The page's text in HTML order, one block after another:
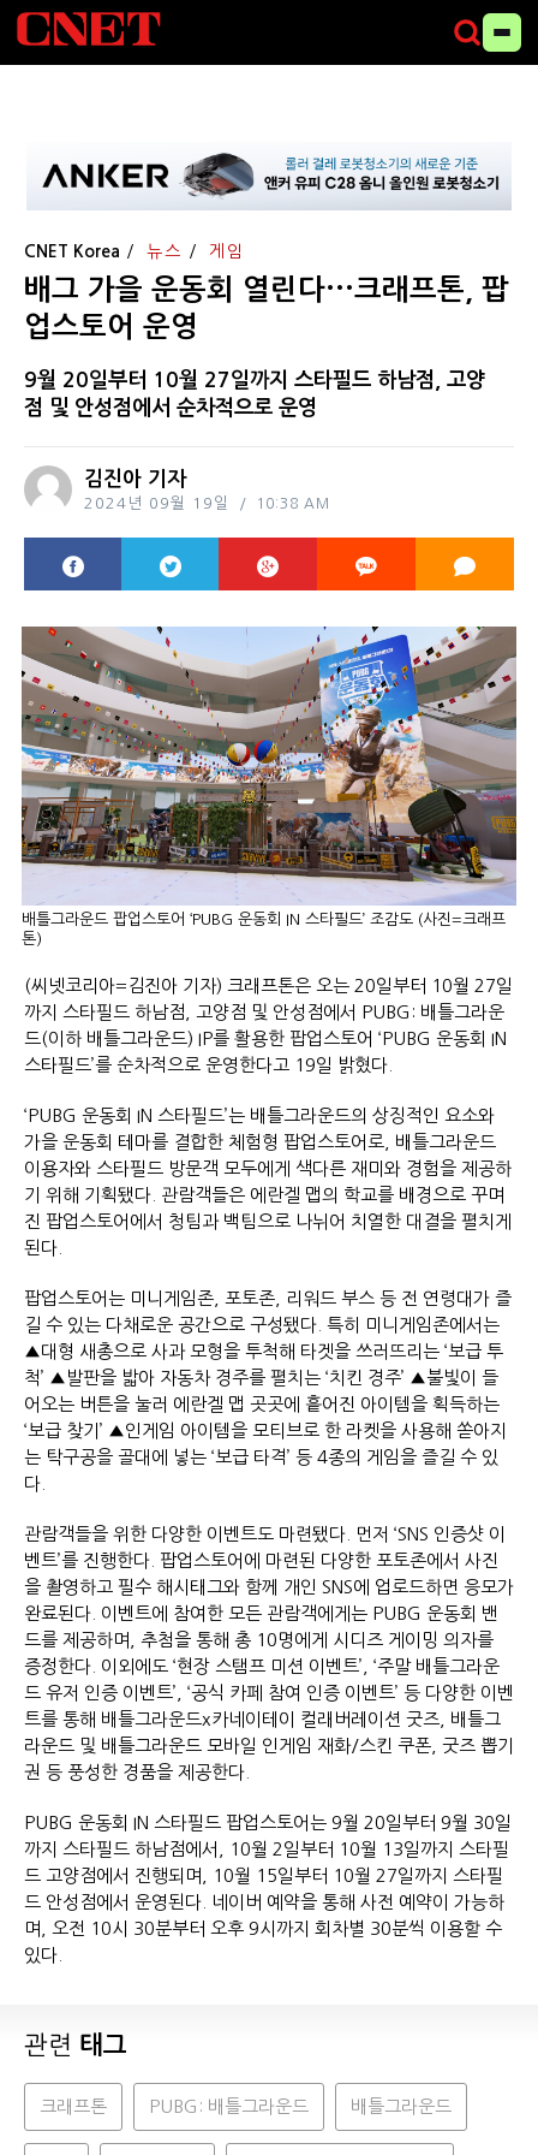
CNET Korea 뉴스 게임
배그 가을 운동회 열린다···크래프톤, 팝
업스토어 운영
9월 20일부터 10월 27일까지 스타필드 하남점, 고양
점 및 안성점에서 순차적으로 운영
김진아 기자
2024년 09월 19일 10:38 AM
배틀그라운드 팝업스토어 ‘PUBG 운동회 IN 스타필드’ 조감도 (사진=크래프
톤)
(씨넷코리아=김진아 기자) 크래프톤은 오는 20일부터 10월 27일
까지 스타필드 하남점, 고양점 및 안성점에서 PUBG: 배틀그라운
드(이하 배틀그라운드) IP를 활용한 팝업스토어 ‘PUBG 운동회 IN
스타필드’를 순차적으로 운영한다고 19일 밝혔다.
‘PUBG 운동회 IN 스타필드’는 배틀그라운드의 상징적인 요소와
가을 운동회 테마를 결합한 체험형 팝업스토어로, 배틀그라운드
이용자와 스타필드 방문객 모두에게 색다른 재미와 경험을 제공하
기 위해 기획됐다. 관람객들은 에란겔 맵의 학교를 배경으로 꾸며
진 팝업스토어에서 청팀과 백팀으로 나뉘어 치열한 대결을 펼치게
된다.
팝업스토어는 미니게임존, 포토존, 리워드 부스 등 전 연령대가 즐
길 수 있는 다채로운 공간으로 구성됐다. 특히 미니게임존에서는
▲대형 새총으로 사과 모형을 투척해 타겟을 쓰러뜨리는 ‘보급 투
척’ ▲발판을 밟아 자동차 경주를 펼치는 ‘치킨 경주’ ▲불빛이 들
어오는 버튼을 눌러 에란겔 맵 곳곳에 흩어진 아이템을 획득하는
‘보급 찾기’ ▲인게임 아이템을 모티브로 한 라켓을 사용해 쏟아지
는 탁구공을 골대에 넣는 ‘보급 타격’ 등 4종의 게임을 즐길 수 있
다.
관람객들을 위한 다양한 이벤트도 마련됐다. 먼저 ‘SNS 인증샷 이
벤트’를 진행한다. 팝업스토어에 마련된 다양한 포토존에서 사진
을 촬영하고 필수 해시태그와 함께 개인 SNS에 업로드하면 응모가
완료된다. 이벤트에 참여한 모든 관람객에게는 PUBG 운동회 밴
드를 제공하며, 추첨을 통해 총 10명에게 시디즈 게이밍 의자를
증정한다. 이외에도 ‘현장 스탬프 미션 이벤트’, ‘주말 배틀그라운
드 유저 인증 이벤트’, ‘공식 카페 참여 인증 이벤트’ 등 다양한 이벤
트를 통해 배틀그라운드x카네이테이 컬래버레이션 굿즈, 배틀그
라운드 및 배틀그라운드 모바일 인게임 재화/스킨 쿠폰, 굿즈 뽑기
권 등 풍성한 경품을 제공한다.
PUBG 운동회 IN 스타필드 팝업스토어는 9월 20일부터 9월 30일
까지 스타필드 하남점에서, 10월 2일부터 10월 13일까지 스타필
드 고양점에서 진행되며, 10월 15일부터 10월 27일까지 스타필
드 안성점에서 운영된다. 네이버 예약을 통해 사전 예약이 가능하
며, 오전 10시 30분부터 오후 9시까지 회차별 30분씩 이용할 수
있다.
관련 태그
크래프톤 PUBG: 배틀그라운드 배틀그라운드